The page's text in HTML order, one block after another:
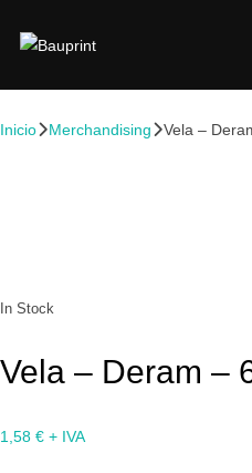
Inicio Merchandising Vela –
In Stock
Vela – Deram –
1,58 € + IVA